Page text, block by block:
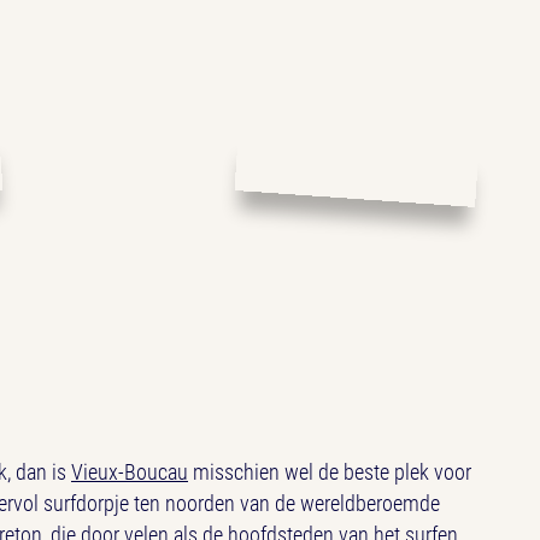
dan is Vieux-Boucau misschien wel de beste plek voor
surfdorpje ten noorden van de wereldberoemde
die door velen als de hoofdsteden van het surfen